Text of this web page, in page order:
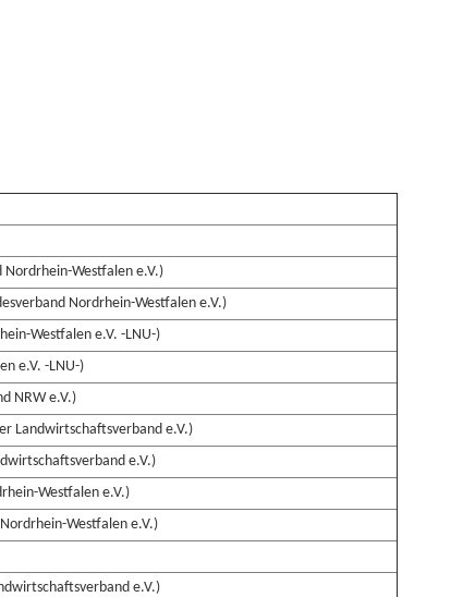
Nordrhein-Westfalen e.V.)
Nordrhein-Westfalen e.V.)
Westfalen e.V. -LNU-)
e.V. -LNU-)
NRW e.V.)
Landwirtschaftsverband e.V.)
e.V.)
Westfalen e.V.)
Westfalen e.V.)
e.V.)